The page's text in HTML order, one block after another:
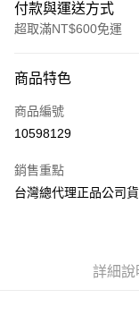
付款與運送方式
超取滿NT$600免運
信用卡一次付款
超商取貨付款
Apple Pay
商品特色
商品編號
10598129
銷售重點
台灣總代理正品公司貨
詳細說